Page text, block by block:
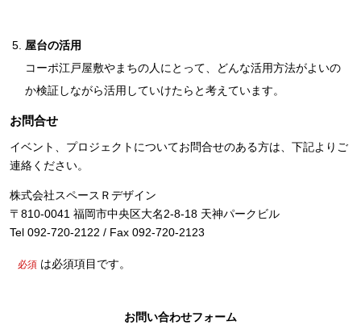
屋台の活用
コーポ江戸屋敷やまちの人にとって、どんな活用方法がよいの
か検証しながら活用していけたらと考えています。
お問合せ
イベント、プロジェクトについてお問合せのある方は、下記よりご
連絡ください。
株式会社スペースＲデザイン
〒810-0041 福岡市中央区大名2-8-18 天神パークビル
Tel 092-720-2122 / Fax 092-720-2123
必須 は必須項目です。
お問い合わせフォーム